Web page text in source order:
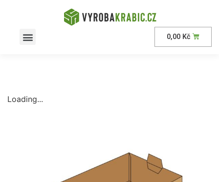
0,00 Kč
Loading...